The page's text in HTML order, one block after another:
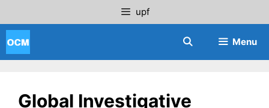
al
contenido
upf
Menu
Global Investigative